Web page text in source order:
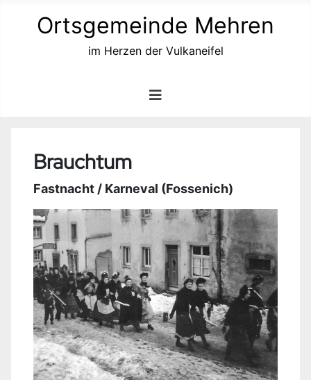
Ortsgemeinde Mehren
im Herzen der Vulkaneifel
Brauchtum
Fastnacht / Karneval (Fossenich)